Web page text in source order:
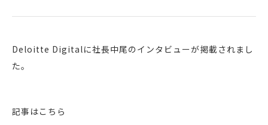
Deloitte Digitalに社長中尾のインタビューが掲載されまし
た。
記事はこちら